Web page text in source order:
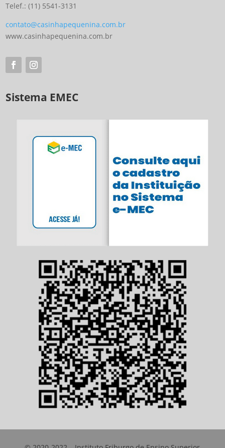
Telef.: (11) 5541-3131
contato@casinhapequenina.com.br
www.casinhapequenina.com.br
Sistema EMEC